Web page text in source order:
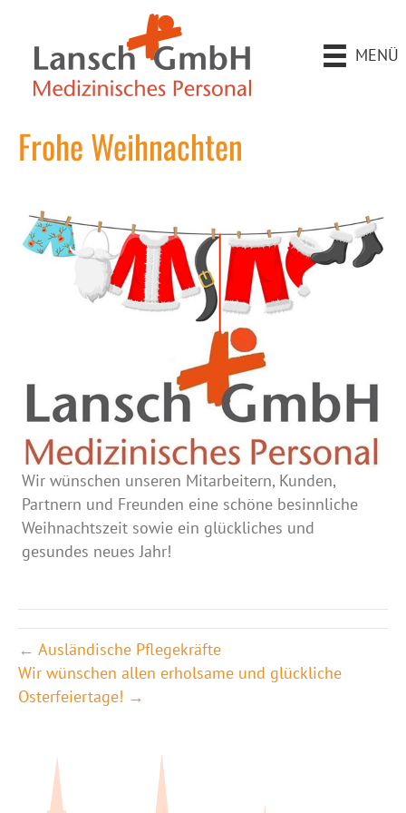
MENÜ
Frohe Weihnachten
Wir wünschen unseren Mitarbeitern, Kunden,
Partnern und Freunden eine schöne besinnliche
Weihnachtszeit sowie ein glückliches und
gesundes neues Jahr!
← Ausländische Pflegekräfte
Wir wünschen allen erholsame und glückliche
Osterfeiertage! →